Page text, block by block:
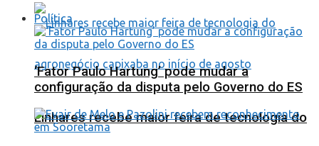
Linhares recebe maior feira de tecnologia do
Política
‘Fator Paulo Hartung’ pode mudar a
configuração da disputa pelo Governo do ES